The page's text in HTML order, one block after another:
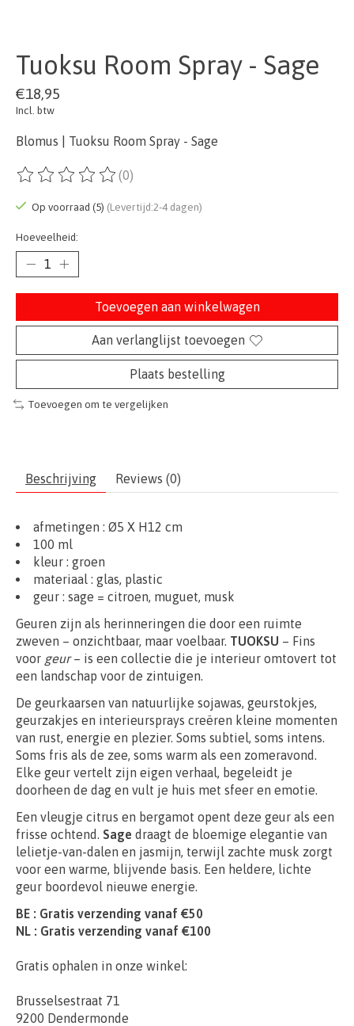
Tuoksu Room Spray - Sage
€18,95
Incl. btw
Blomus | Tuoksu Room Spray - Sage
De beoordeling van dit product is
(0)
Op voorraad (5) (Levertijd:2-4 dagen)
Hoeveelheid:
Toevoegen aan winkelwagen
Aan verlanglijst toevoegen
Plaats bestelling
Toevoegen om te vergelijken
Beschrijving Reviews (0)
afmetingen : Ø5 X H12 cm
100 ml
kleur : groen
materiaal : glas, plastic
geur : sage = citroen, muguet, musk
Geuren zijn als herinneringen die door een ruimte
zweven – onzichtbaar, maar voelbaar. TUOKSU – Fins
voor geur– is een collectie die je interieur omtovert tot
een landschap voor de zintuigen.
De geurkaarsen van natuurlijke sojawas, geurstokjes,
geurzakjes en interieursprays creëren kleine momenten
van rust, energie en plezier. Soms subtiel, soms intens.
Soms fris als de zee, soms warm als een zomeravond.
Elke geur vertelt zijn eigen verhaal, begeleidt je
doorheen de dag en vult je huis met sfeer en emotie.
Een vleugje citrus en bergamot opent deze geur als een
frisse ochtend. Sage draagt de bloemige elegantie van
lelietje-van-dalen en jasmijn, terwijl zachte musk zorgt
voor een warme, blijvende basis. Een heldere, lichte
geur boordevol nieuwe energie.
BE : Gratis verzending vanaf €50
NL : Gratis verzending vanaf €100
Gratis ophalen in onze winkel:
Brusselsestraat 71
9200 Dendermonde